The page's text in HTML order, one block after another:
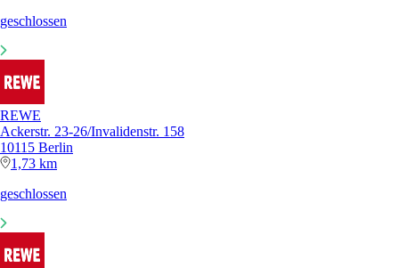
geschlossen
REWE
Ackerstr. 23-26/Invalidenstr. 158
10115 Berlin
1,73 km
geschlossen